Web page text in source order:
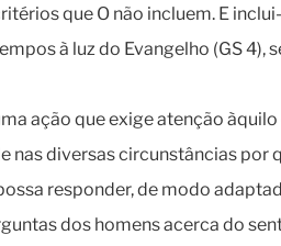
que O não incluem. E
à luz do Evangelho (GS 4),
ação que exige atenção
nas diversas circunstâncias por
responder, de modo
dos homens acerca do